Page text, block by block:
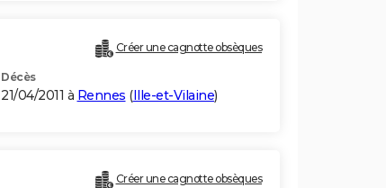
Créer une cagnotte obsèques
Décès
21/04/2011 à Rennes (Ille-et-Vilaine)
Créer une cagnotte obsèques